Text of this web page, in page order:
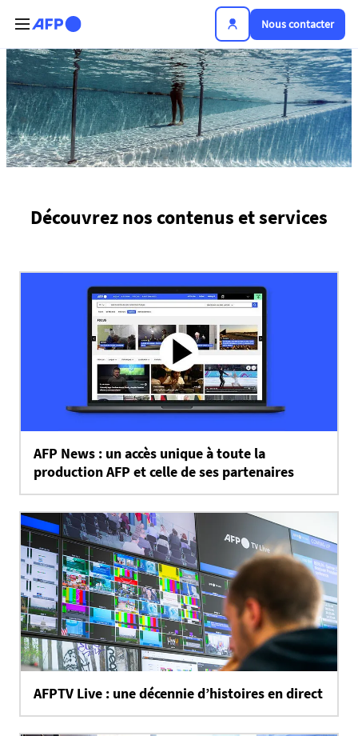
Nous contacter
Plateforme de l'info
Découvrez nos contenus et services
AFP News : un accès unique à toute la
production AFP et celle de ses partenaires
AFPTV Live : une décennie d’histoires en direct